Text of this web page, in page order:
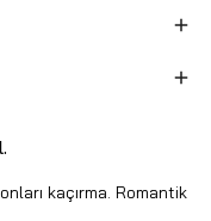
kaçırma. Romantik